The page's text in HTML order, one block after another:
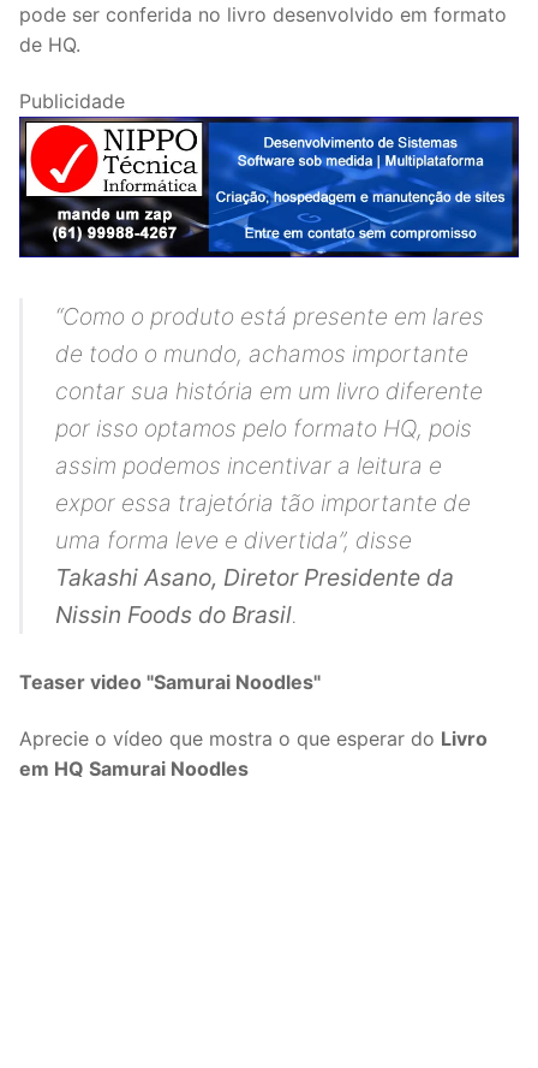
pode ser conferida no livro desenvolvido em formato
de HQ.
Publicidade
“Como o produto está presente em lares
de todo o mundo, achamos importante
contar sua história em um livro diferente
por isso optamos pelo formato HQ, pois
assim podemos incentivar a leitura e
expor essa trajetória tão importante de
uma forma leve e divertida”, disse
Takashi Asano, Diretor Presidente da
Nissin Foods do Brasil.
Teaser video "Samurai Noodles"
Aprecie o vídeo que mostra o que esperar do Livro
em HQ Samurai Noodles